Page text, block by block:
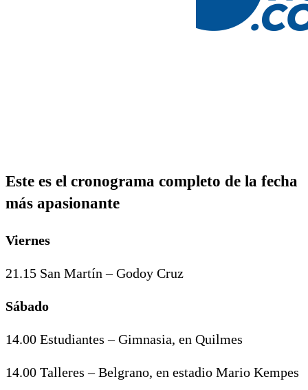
Este es el cronograma completo de la fecha
más apasionante
Viernes
21.15 San Martín – Godoy Cruz
Sábado
14.00 Estudiantes – Gimnasia, en Quilmes
14.00 Talleres – Belgrano, en estadio Mario Kempes